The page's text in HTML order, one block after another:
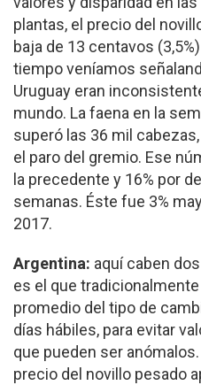
plantas, el precio del
baja de 13 centavos
tiempo veníamos
Uruguay eran
mundo. La faena en la
superó las 36 mil
el paro del gremio. Ese
la precedente y 16% por
semanas. Éste fue 3%
2017.
Argentina: aquí caben
es el que
promedio del tipo de
días hábiles, para evitar
que pueden ser
precio del novillo pesado